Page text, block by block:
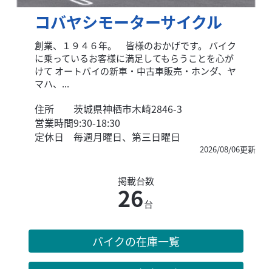
コバヤシモーターサイクル
創業、１９４６年。 皆様のおかげです。 バイク
に乗っているお客様に満足してもらうことを心が
けて オートバイの新車・中古車販売・ホンダ、ヤ
マハ、...
住所
茨城県神栖市木崎2846-3
営業時間9:30-18:30
定休日
毎週月曜日、第三日曜日
2026/08/06更新
掲載台数
26台
バイクの在庫一覧